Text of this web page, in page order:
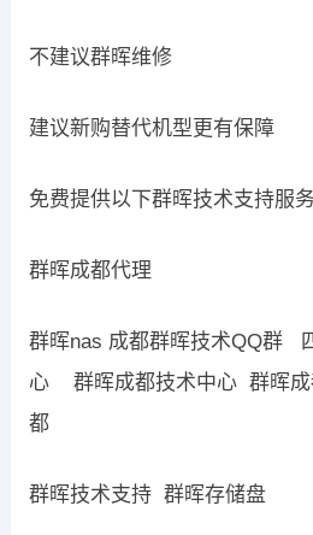
不建议群晖维修
建议新购替代机型更有保障
免费提供以下群晖技术支持服务
群晖成都代理
群晖nas 成都群晖技术QQ群
心 群晖成都技术中心 群晖成
都
群晖技术支持 群晖存储盘